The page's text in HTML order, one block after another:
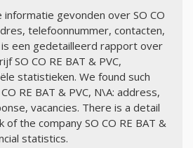
gevonden over SO CO
telefoonnummer, contacten,
een gedetailleerd rapport over
SO CO RE BAT & PVC,
statistieken. We found such
RE BAT & PVC, N\A: address,
vacancies. There is a detail
the company SO CO RE BAT &
statistics.